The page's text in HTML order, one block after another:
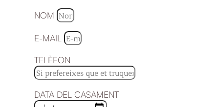
NOM
E-MAIL
TELÈFON
DATA DEL CASAMENT